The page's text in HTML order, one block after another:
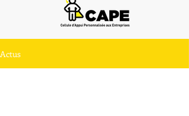
Actus